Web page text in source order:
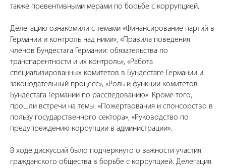
также превентивными мерами по борьбе с коррупцией.
Делегацию ознакомили с темами «Финансирование партий в
Германии и контроль над ними», «Правила поведения
членов Бундестага Германии: обязательства по
транспарентности и их контроль», «Работа
специализированных комитетов в Бундестаге Германии и
законодательный процесс», «Роль и функции комитетов
Бундестага Германии по расследованию». Кроме того,
прошли встречи на темы: «Пожертвования и спонсорство в
пользу государственного сектора», «Руководство по
предупреждению коррупции в администрации».
В ходе дискуссий было подчеркнуто о важности участия
гражданского общества в борьбе с коррупцией. Делегация